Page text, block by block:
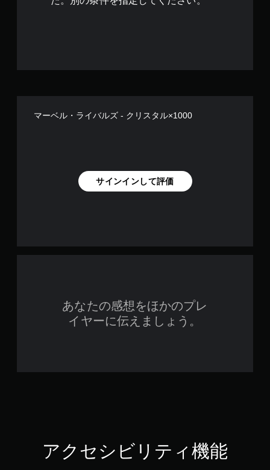
マーベル・ライバルズ - クリスタル×1000
サインインして評価
あなたの感想をほかのプレ
イヤーに伝えましょう。
アクセシビリティ機能
垂
平
反